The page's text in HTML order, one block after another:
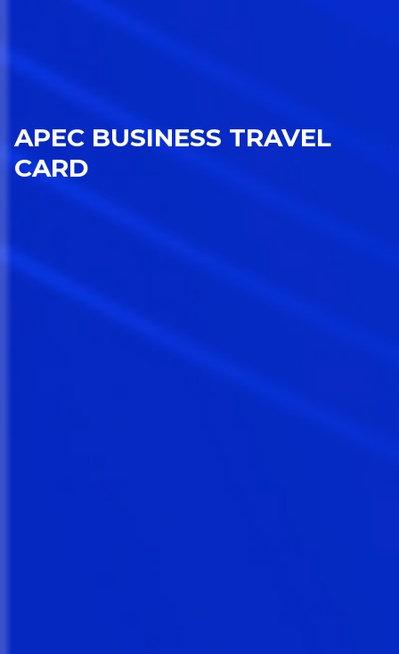
APEC BUSINESS TRAVEL
CARD